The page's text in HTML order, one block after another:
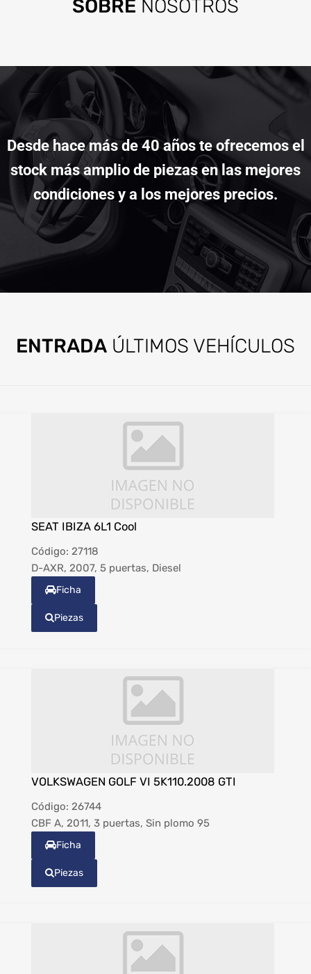
SOBRE NOSOTROS
Desde hace más de 40 años te ofrecemos el
stock más amplio de piezas en las mejores
condiciones y a los mejores precios.
ENTRADA ÚLTIMOS VEHÍCULOS
SEAT IBIZA 6L1 Cool
Código: 27118
D-AXR, 2007, 5 puertas, Diesel
Ficha
Piezas
VOLKSWAGEN GOLF VI 5K110.2008 GTI
Código: 26744
CBF A, 2011, 3 puertas, Sin plomo 95
Ficha
Piezas